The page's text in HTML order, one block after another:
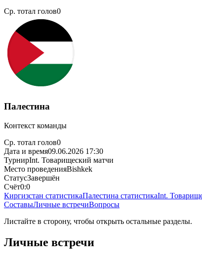
Ср. тотал голов0
Палестина
Контекст команды
Ср. тотал голов0
Дата и время09.06.2026 17:30
ТурнирInt. Товарищеский матчи
Место проведенияBishkek
СтатусЗавершён
Счёт0:0
Киргизстан статистикаПалестина статистикаInt.
СоставыЛичные встречиВопросы
Листайте в сторону, чтобы открыть остальные разделы.
Личные встречи